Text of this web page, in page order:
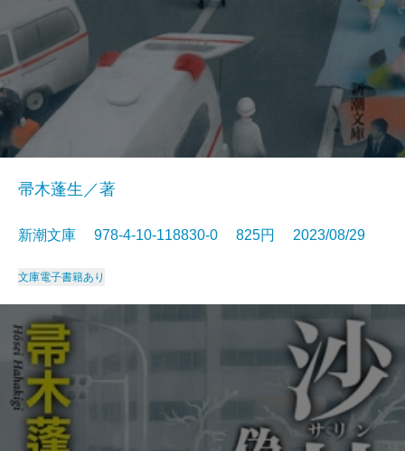
帚木蓬生／著
新潮文庫 978-4-10-118830-0 825円 2023/08/29
文庫電子書籍あり